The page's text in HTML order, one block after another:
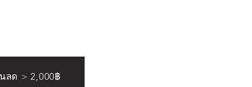
ลด > 2,000฿